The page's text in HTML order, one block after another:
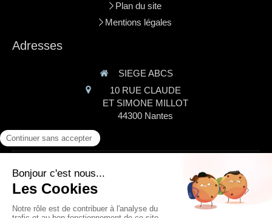
Plan du site
Mentions légales
Adresses
SIEGE ABCS
10 RUE CLAUDE
ET SIMONE MILLOT
44300 Nantes
14 rue de la GIRONNIERE
44980 Sainte-luce-sur-loire